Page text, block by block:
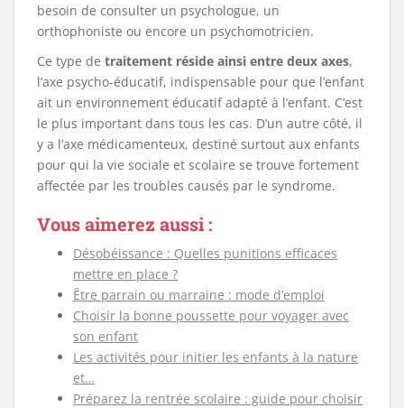
besoin de consulter un psychologue, un
orthophoniste ou encore un psychomotricien.
Ce type de traitement réside ainsi entre deux axes,
l’axe psycho-éducatif, indispensable pour que l’enfant
ait un environnement éducatif adapté à l’enfant. C’est
le plus important dans tous les cas. D’un autre côté, il
y a l’axe médicamenteux, destiné surtout aux enfants
pour qui la vie sociale et scolaire se trouve fortement
affectée par les troubles causés par le syndrome.
Vous aimerez aussi :
Désobéissance : Quelles punitions efficaces
mettre en place ?
Être parrain ou marraine : mode d’emploi
Choisir la bonne poussette pour voyager avec
son enfant
Les activités pour initier les enfants à la nature
et…
Préparez la rentrée scolaire : guide pour choisir